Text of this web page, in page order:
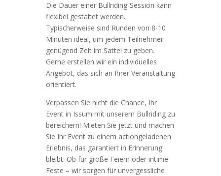
Die Dauer einer Bullriding-Session kann
flexibel gestaltet werden.
Typischerweise sind Runden von 8-10
Minuten ideal, um jedem Teilnehmer
genügend Zeit im Sattel zu geben.
Gerne erstellen wir ein individuelles
Angebot, das sich an Ihrer Veranstaltung
orientiert.
Verpassen Sie nicht die Chance, Ihr
Event in Issum mit unserem Bullriding zu
bereichern! Mieten Sie jetzt und machen
Sie Ihr Event zu einem actiongeladenen
Erlebnis, das garantiert in Erinnerung
bleibt. Ob für große Feiern oder intime
Feste – wir sorgen für unvergessliche